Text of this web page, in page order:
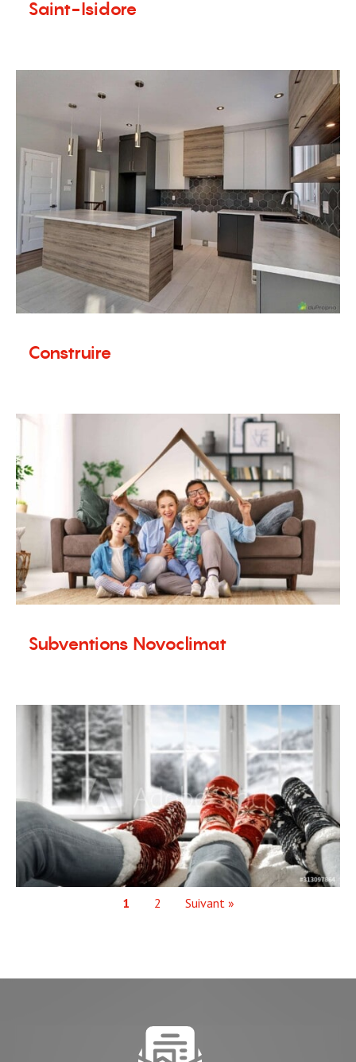
Saint-Isidore
Construire
Subventions Novoclimat
1 2 Suivant »